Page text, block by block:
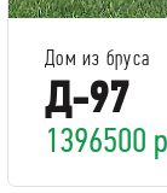
Дом из бруса
Д-97
1396500